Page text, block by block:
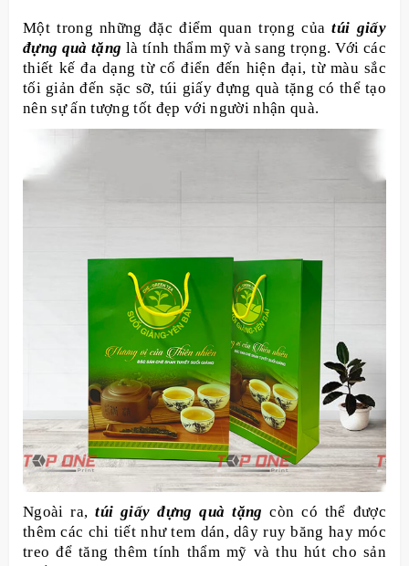
Một trong những đặc điểm quan trọng củatúi giấy
đựng quà tặng là tính thẩm mỹ và sang trọng. Với các
thiết kế đa dạng từ cổ điển đến hiện đại, từ màu sắc
tối giản đến sặc sỡ, túi giấy đựng quà tặng có thể tạo
nên sự ấn tượng tốt đẹp với người nhận quà.
Ngoài ra,túi giấy đựng quà tặng còn có thể được
thêm các chi tiết như tem dán, dây ruy băng hay móc
treo để tăng thêm tính thẩm mỹ và thu hút cho sản